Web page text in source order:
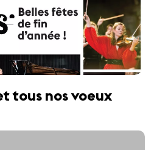
tous nos voeux